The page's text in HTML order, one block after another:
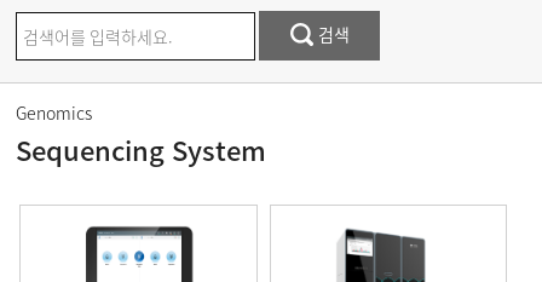
검색
Genomics
Sequencing System